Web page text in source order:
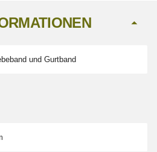
und Gurtband